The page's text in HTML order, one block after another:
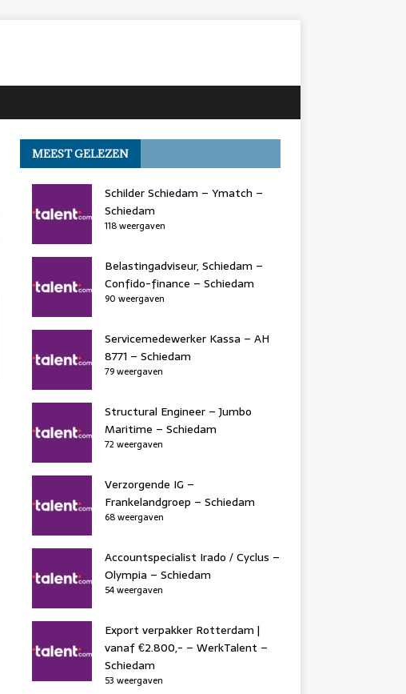
MEEST GELEZEN
Schilder Schiedam – Ymatch –
Schiedam
118 weergaven
Belastingadviseur, Schiedam –
Confido-finance – Schiedam
90 weergaven
Servicemedewerker Kassa – AH
8771 – Schiedam
79 weergaven
Structural Engineer – Jumbo
Maritime – Schiedam
72 weergaven
Verzorgende IG –
Frankelandgroep – Schiedam
68 weergaven
Accountspecialist Irado / Cyclus –
Olympia – Schiedam
54 weergaven
Export verpakker Rotterdam |
vanaf €2.800,- – WerkTalent –
Schiedam
53 weergaven